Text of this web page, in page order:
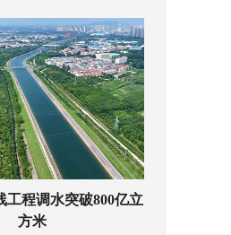
工程调水突破800亿立
方米